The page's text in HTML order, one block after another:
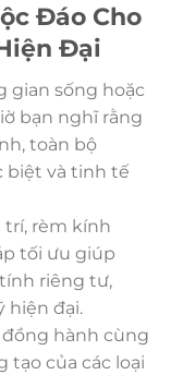
Đáo Cho
Đại
gian sống hoặc
bạn nghĩ rằng
toàn bộ
biệt và tinh tế
trí, rèm kính
tối ưu giúp
riêng tư,
hiện đại.
đồng hành cùng
tạo của các loại